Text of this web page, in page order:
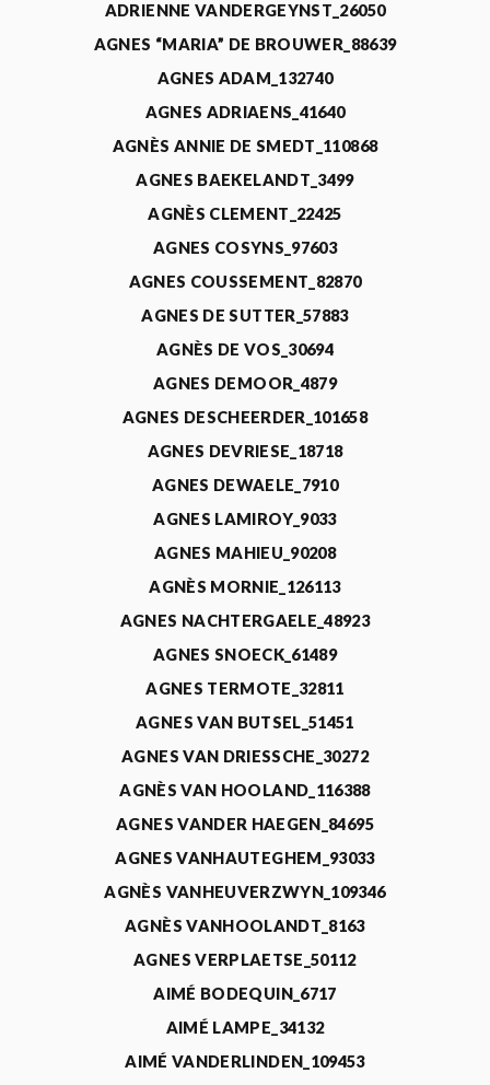
ADRIENNE VANDERGEYNST_26050
AGNES “MARIA” DE BROUWER_88639
AGNES ADAM_132740
AGNES ADRIAENS_41640
AGNÈS ANNIE DE SMEDT_110868
AGNES BAEKELANDT_3499
AGNÈS CLEMENT_22425
AGNES COSYNS_97603
AGNES COUSSEMENT_82870
AGNES DE SUTTER_57883
AGNÈS DE VOS_30694
AGNES DEMOOR_4879
AGNES DESCHEERDER_101658
AGNES DEVRIESE_18718
AGNES DEWAELE_7910
AGNES LAMIROY_9033
AGNES MAHIEU_90208
AGNÈS MORNIE_126113
AGNES NACHTERGAELE_48923
AGNES SNOECK_61489
AGNES TERMOTE_32811
AGNES VAN BUTSEL_51451
AGNES VAN DRIESSCHE_30272
AGNÈS VAN HOOLAND_116388
AGNES VANDER HAEGEN_84695
AGNES VANHAUTEGHEM_93033
AGNÈS VANHEUVERZWYN_109346
AGNÈS VANHOOLANDT_8163
AGNES VERPLAETSE_50112
AIMÉ BODEQUIN_6717
AIMÉ LAMPE_34132
AIMÉ VANDERLINDEN_109453